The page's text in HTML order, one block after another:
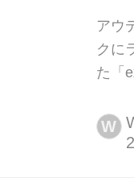
アウ
クに
た「
ィア
アバ
W